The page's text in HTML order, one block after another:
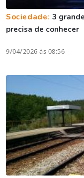
Sociedade: 3
precisa de conhecer
9/04/2026 às 08:56